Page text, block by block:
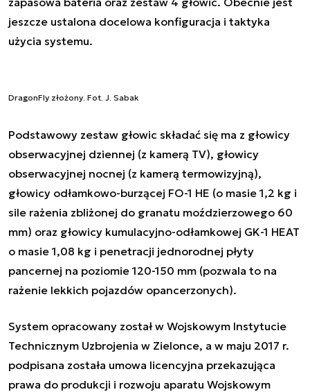
jeszcze ustalona docelowa konfiguracja i taktyka
użycia systemu.
DragonFly złożony. Fot. J. Sabak
Podstawowy zestaw głowic składać się ma z głowicy
obserwacyjnej dziennej (z kamerą TV), głowicy
obserwacyjnej nocnej (z kamerą termowizyjną),
głowicy odłamkowo-burzącej FO-1 HE (o masie 1,2 kg i
sile rażenia zbliżonej do granatu moździerzowego 60
mm) oraz głowicy kumulacyjno-odłamkowej GK-1 HEAT
o masie 1,08 kg i penetracji jednorodnej płyty
pancernej na poziomie 120-150 mm (pozwala to na
rażenie lekkich pojazdów opancerzonych).
System opracowany został w Wojskowym Instytucie
Technicznym Uzbrojenia w Zielonce, a w maju 2017 r.
podpisana została umowa licencyjna przekazująca
prawa do produkcji i rozwoju aparatu Wojskowym